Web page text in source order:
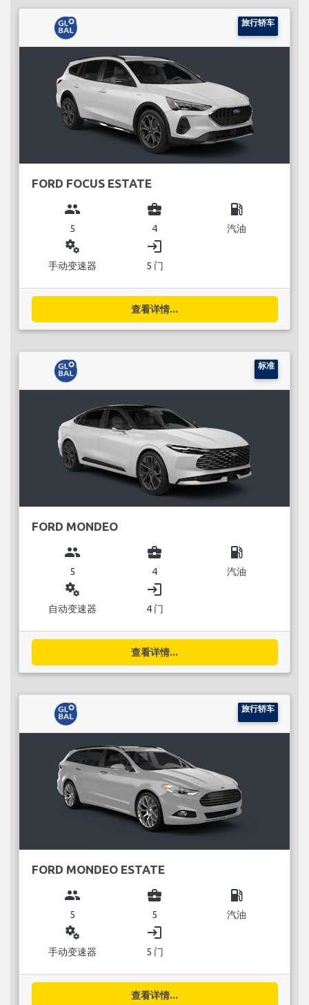
旅行轿车
FORD FOCUS ESTATE
group
5
business_center
4
local_gas_station
汽油
miscellaneous_services
手动变速器
login
5 门
查看详情...
标准
FORD MONDEO
group
5
business_center
4
local_gas_station
汽油
miscellaneous_services
自动变速器
login
4 门
查看详情...
旅行轿车
FORD MONDEO ESTATE
group
5
business_center
5
local_gas_station
汽油
miscellaneous_services
手动变速器
login
5 门
查看详情...